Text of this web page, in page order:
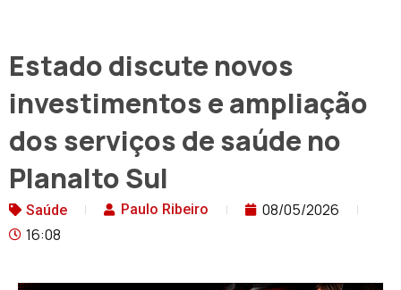
Estado discute novos
investimentos e ampliação
dos serviços de saúde no
Planalto Sul
Saúde Paulo Ribeiro
08/05/2026
16:08